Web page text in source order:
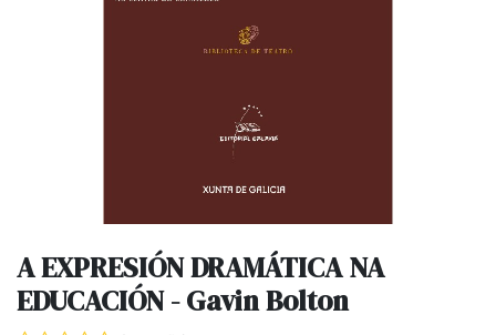
A EXPRESIÓN DRAMÁTICA NA
EDUCACIÓN - Gavin Bolton